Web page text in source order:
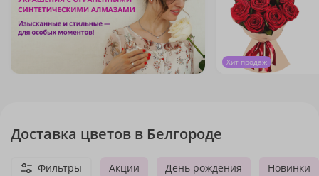
Хит продаж
Доставка цветов в Белгороде
Акции День рождения Новинки
Фильтры